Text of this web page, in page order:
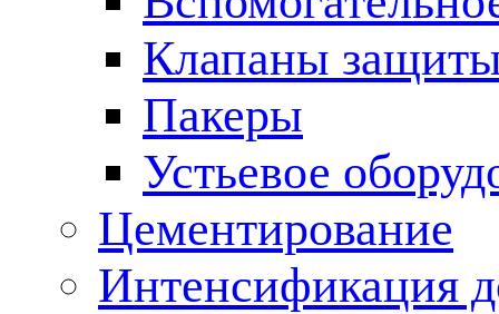
Клапаны
Пакеры
Устьевое
Цементирование
Интенсификация